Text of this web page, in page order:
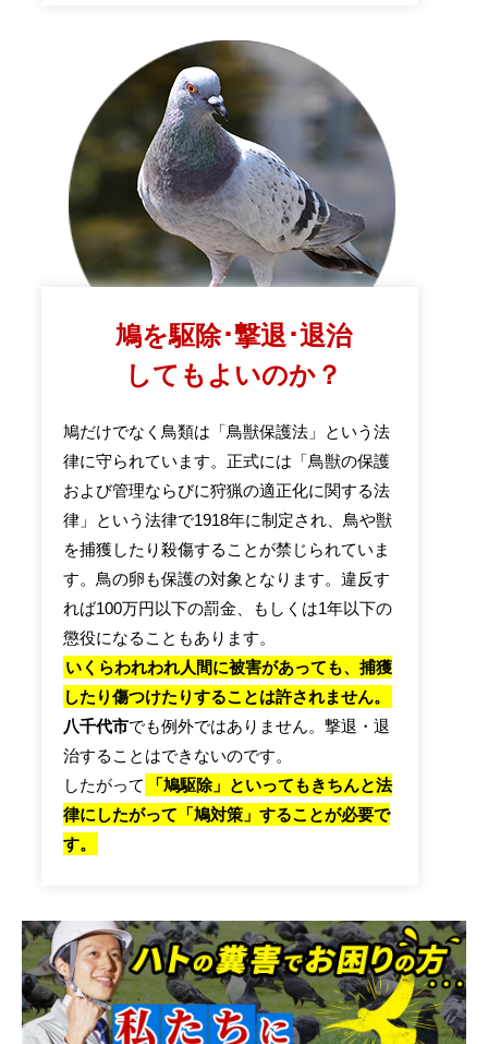
鳩を駆除･撃退･退治
してもよいのか？
鳩だけでなく鳥類は「鳥獣保護法」という法
律に守られています。正式には「鳥獣の保護
および管理ならびに狩猟の適正化に関する法
律」という法律で1918年に制定され、鳥や獣
を捕獲したり殺傷することが禁じられていま
す。鳥の卵も保護の対象となります。違反す
れば100万円以下の罰金、もしくは1年以下の
懲役になることもあります。
いくらわれわれ人間に被害があっても、捕獲
したり傷つけたりすることは許されません。
八千代市でも例外ではありません。撃退・退
治することはできないのです。
したがって
「鳩駆除」といってもきちんと法
律にしたがって「鳩対策」することが必要で
す。